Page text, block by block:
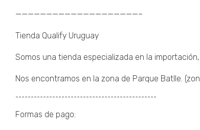
————————————————————–
Tienda Qualify Uruguay
Somos una tienda especializada en la
Nos encontramos en la zona de Parque Batlle.
¯¯¯¯¯¯¯¯¯¯¯¯¯¯¯¯¯¯¯¯¯¯¯¯¯¯¯¯¯¯¯¯¯¯¯¯¯¯¯¯¯¯¯¯¯¯
Formas de pago: